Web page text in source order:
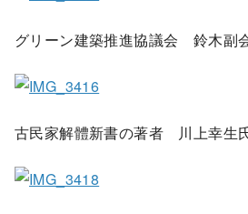
グリーン建築推進協議会 鈴木副
古民家解體新書の著者 川上幸生